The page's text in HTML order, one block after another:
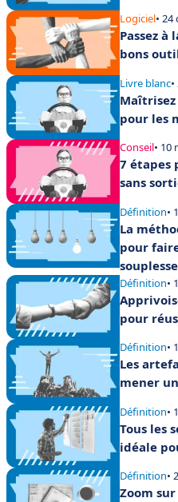
Logiciel•
Passez à
bons
Livre blanc
pour les
Conseil• 10
7 étapes
sans
Définition•
La
pour
souplesse
Définition•
pour
Définition•
Les
mener
Définition•
Tous les
idéale
Définition•
Zoom